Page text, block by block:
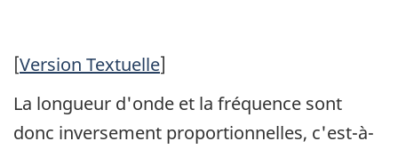
[Version Textuelle]
La longueur d'onde et la fréquence sont
donc inversement proportionnelles, c'est-à-